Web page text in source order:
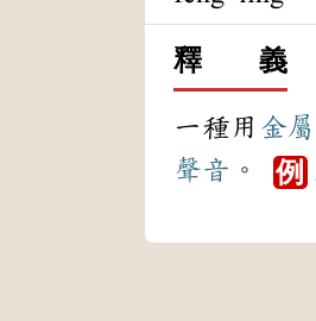
釋 義
一種用 金屬
聲音 。 例